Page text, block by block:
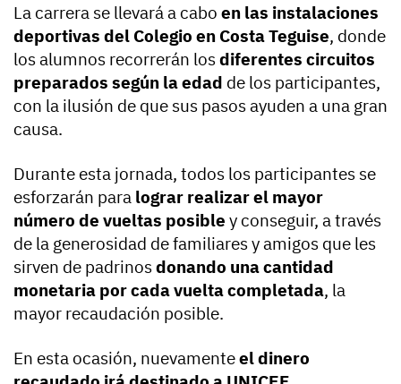
La carrera se llevará a cabo en las instalaciones
deportivas del Colegio en Costa Teguise, donde
los alumnos recorrerán losdiferentes circuitos
preparados según la edad de los participantes,
con la ilusión de que sus pasos ayuden a una gran
causa.
Durante esta jornada, todos los participantes se
esforzarán para lograr realizar el mayor
número de vueltas posible y conseguir, a través
de la generosidad de familiares y amigos que les
sirven de padrinosdonando una cantidad
monetaria por cada vuelta completada, la
mayor recaudación posible.
En esta ocasión, nuevamenteel dinero